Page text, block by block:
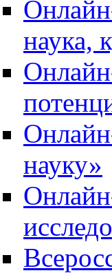
наука,
науку»